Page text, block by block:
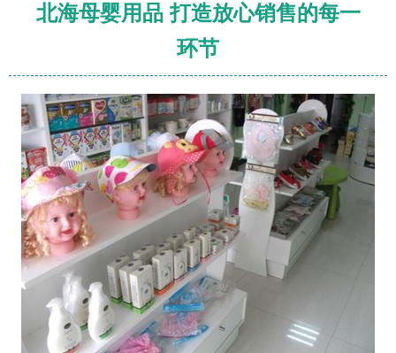
北海母婴用品 打造放心销售的每一
环节